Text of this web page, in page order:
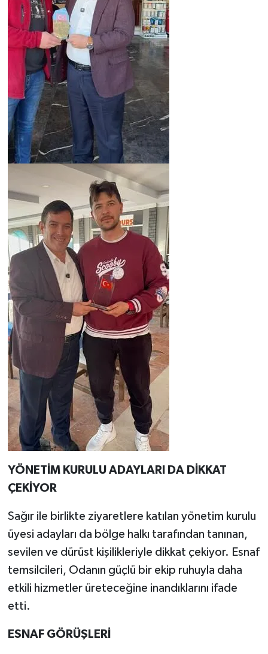
YÖNETİM KURULU ADAYLARI DA DİKKAT
ÇEKİYOR
Sağır ile birlikte ziyaretlere katılan yönetim kurulu
üyesi adayları da bölge halkı tarafından tanınan,
sevilen ve dürüst kişilikleriyle dikkat çekiyor. Esnaf
temsilcileri, Odanın güçlü bir ekip ruhuyla daha
etkili hizmetler üreteceğine inandıklarını ifade
etti.
ESNAF GÖRÜŞLERİ